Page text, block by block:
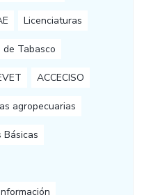
Licenciaturas
de Tabasco
ACCECISO
agropecuarias
Básicas